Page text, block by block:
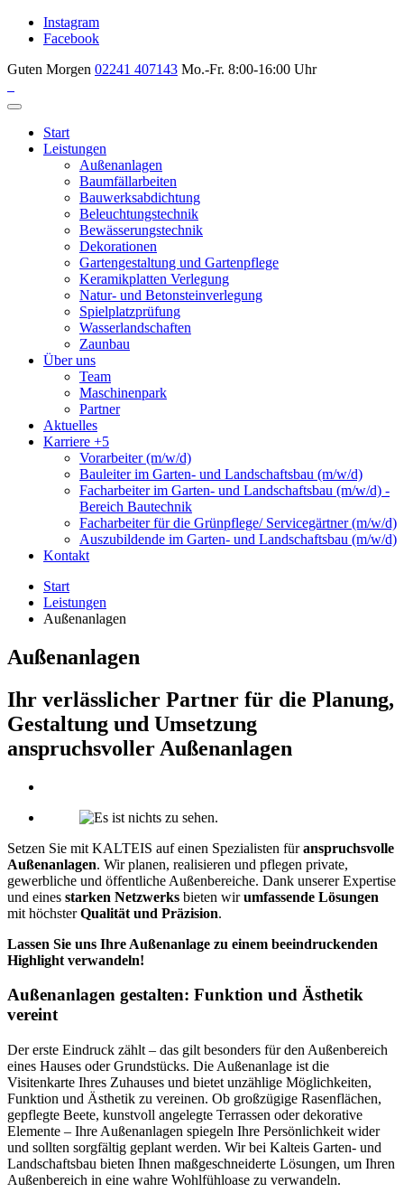
Instagram
Facebook
Guten Morgen 02241 407143 Mo.-Fr. 8:00-16:00 Uhr
Start
Leistungen
Außenanlagen
Baumfällarbeiten
Bauwerksabdichtung
Beleuchtungstechnik
Bewässerungstechnik
Dekorationen
Gartengestaltung und Gartenpflege
Keramikplatten Verlegung
Natur- und Betonsteinverlegung
Spielplatzprüfung
Wasserlandschaften
Zaunbau
Über uns
Team
Maschinenpark
Partner
Aktuelles
Karriere +5
Vorarbeiter (m/w/d)
Bauleiter im Garten- und Landschaftsbau (m/w/d)
Facharbeiter im Garten- und Landschaftsbau (m/w/d) -
Bereich Bautechnik
Facharbeiter für die Grünpflege/ Servicegärtner (m/w/d)
Auszubildende im Garten- und Landschaftsbau (m/w/d)
Kontakt
Start
Leistungen
Außenanlagen
Außenanlagen
Ihr verlässlicher Partner für die Planung,
Gestaltung und Umsetzung
anspruchsvoller Außenanlagen
Setzen Sie mit KALTEIS auf einen Spezialisten füranspruchsvolle
Außenanlagen. Wir planen, realisieren und pflegen private,
gewerbliche und öffentliche Außenbereiche. Dank unserer Expertise
und eines starken Netzwerks bieten wirumfassende Lösungen
mit höchsterQualität und Präzision.
Lassen Sie uns Ihre Außenanlage zu einem beeindruckenden
Highlight verwandeln!
Außenanlagen gestalten: Funktion und Ästhetik
vereint
Der erste Eindruck zählt – das gilt besonders für den Außenbereich
eines Hauses oder Grundstücks. Die Außenanlage ist die
Visitenkarte Ihres Zuhauses und bietet unzählige Möglichkeiten,
Funktion und Ästhetik zu vereinen. Ob großzügige Rasenflächen,
gepflegte Beete, kunstvoll angelegte Terrassen oder dekorative
Elemente – Ihre Außenanlagen spiegeln Ihre Persönlichkeit wider
und sollten sorgfältig geplant werden. Wir bei Kalteis Garten- und
Landschaftsbau bieten Ihnen maßgeschneiderte Lösungen, um Ihren
Außenbereich in eine wahre Wohlfühloase zu verwandeln.